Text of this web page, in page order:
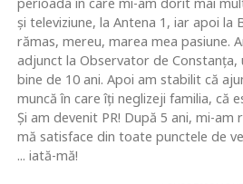
şi televiziune, la Antena 1, iar apoi la
rămas, mereu, marea mea pasiune.
adjunct la Observator de Constanţa,
bine de 10 ani. Apoi am stabilit că
muncă în care îţi neglizeji familia, că
Şi am devenit PR! După 5 ani, mi-
mă satisface din toate punctele de
... iată-mă!